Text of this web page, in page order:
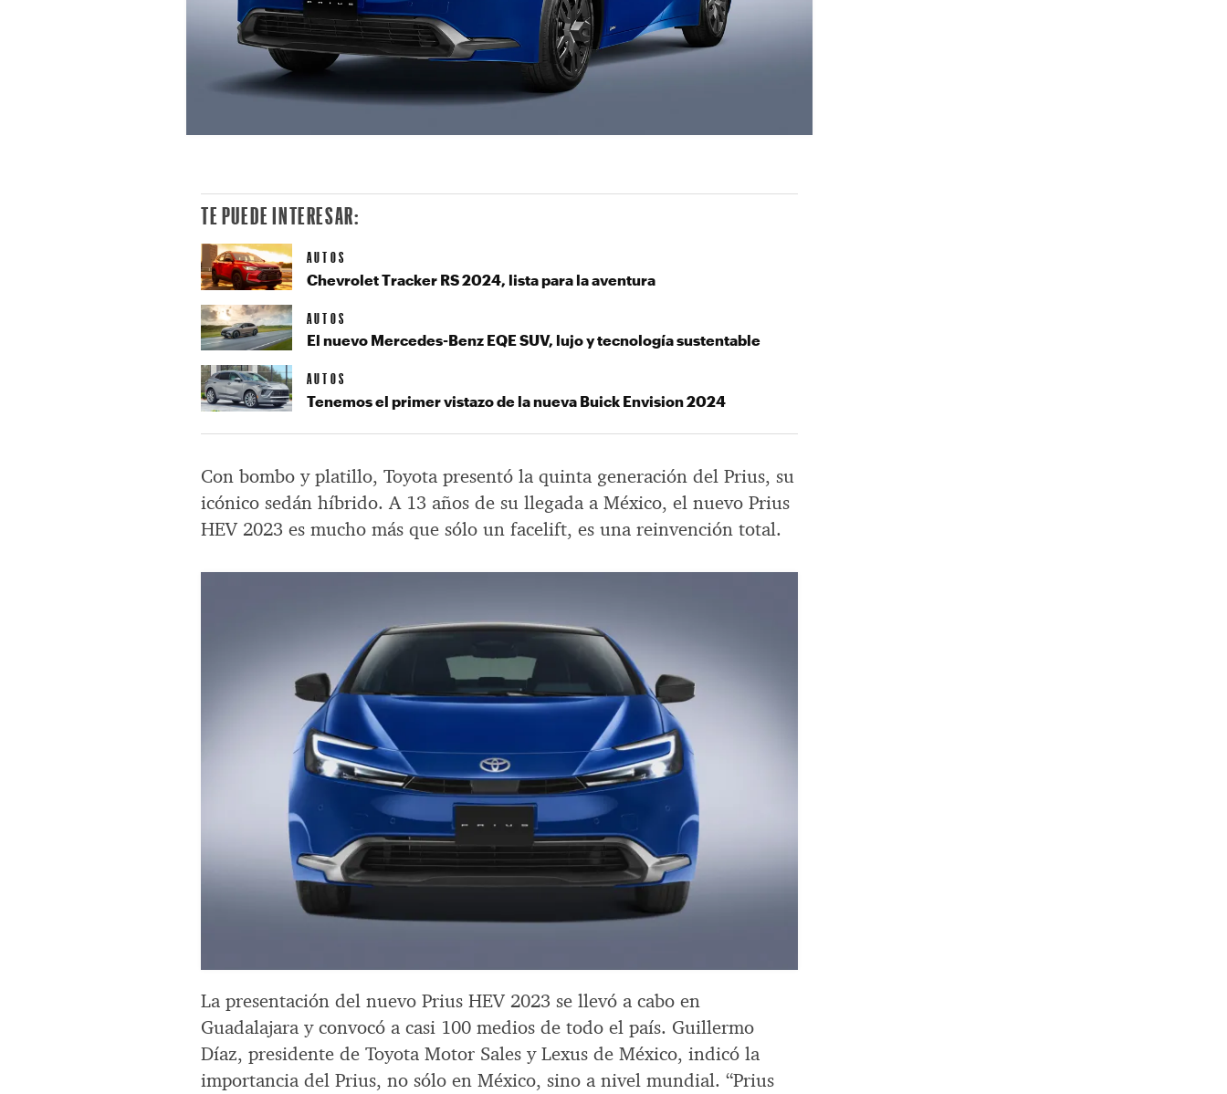
Con bombo y platillo, Toyota presentó la quinta generación del Prius, su
icónico sedán híbrido. A 13 años de su llegada a México, el nuevo Prius
HEV 2023 es mucho más que sólo un facelift, es una reinvención total.
La presentación del nuevo Prius HEV 2023 se llevó a cabo en
Guadalajara y convocó a casi 100 medios de todo el país. Guillermo
Díaz, presidente de Toyota Motor Sales y Lexus de México, indicó la
importancia del Prius, no sólo en México, sino a nivel mundial. “Prius
TE PUEDE INTERESAR:
AUTOS
Chevrolet Tracker RS 2024, lista para la aventura
AUTOS
El nuevo Mercedes-Benz EQE SUV, lujo y tecnología sustentable
AUTOS
Tenemos el primer vistazo de la nueva Buick Envision 2024